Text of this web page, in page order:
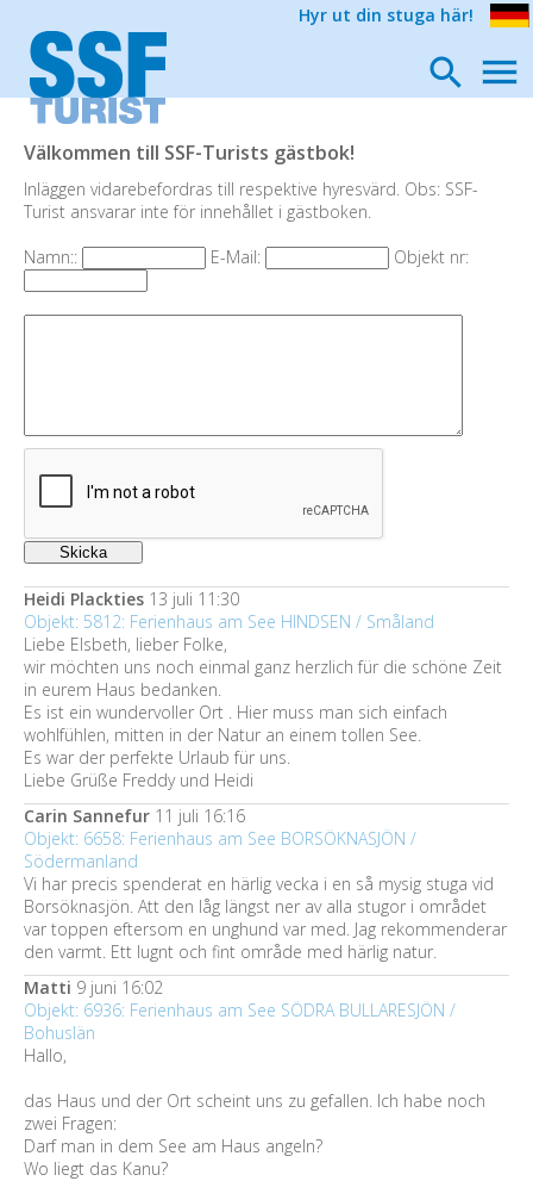
Hyr ut din stuga här!
Välkommen till SSF-Turists gästbok!
Inläggen vidarebefordras till respektive hyresvärd. Obs: SSF-
Turist ansvarar inte för innehållet i gästboken.
Namn::
E-Mail: Objekt nr:
Heidi Plackties 13 juli 11:30
Objekt: 5812: Ferienhaus am See HINDSEN / Småland
Liebe Elsbeth, lieber Folke,
wir möchten uns noch einmal ganz herzlich für die schöne Zeit
in eurem Haus bedanken.
Es ist ein wundervoller Ort . Hier muss man sich einfach
wohlfühlen, mitten in der Natur an einem tollen See.
Es war der perfekte Urlaub für uns.
Liebe Grüße Freddy und Heidi
Carin Sannefur 11 juli 16:16
Objekt: 6658: Ferienhaus am See BORSÖKNASJÖN /
Södermanland
Vi har precis spenderat en härlig vecka i en så mysig stuga vid
Borsöknasjön. Att den låg längst ner av alla stugor i området
var toppen eftersom en unghund var med. Jag rekommenderar
den varmt. Ett lugnt och fint område med härlig natur.
Matti 9 juni 16:02
Objekt: 6936: Ferienhaus am See SÖDRA BULLARESJÖN /
Bohuslän
Hallo,
das Haus und der Ort scheint uns zu gefallen. Ich habe noch
zwei Fragen:
Darf man in dem See am Haus angeln?
Wo liegt das Kanu?